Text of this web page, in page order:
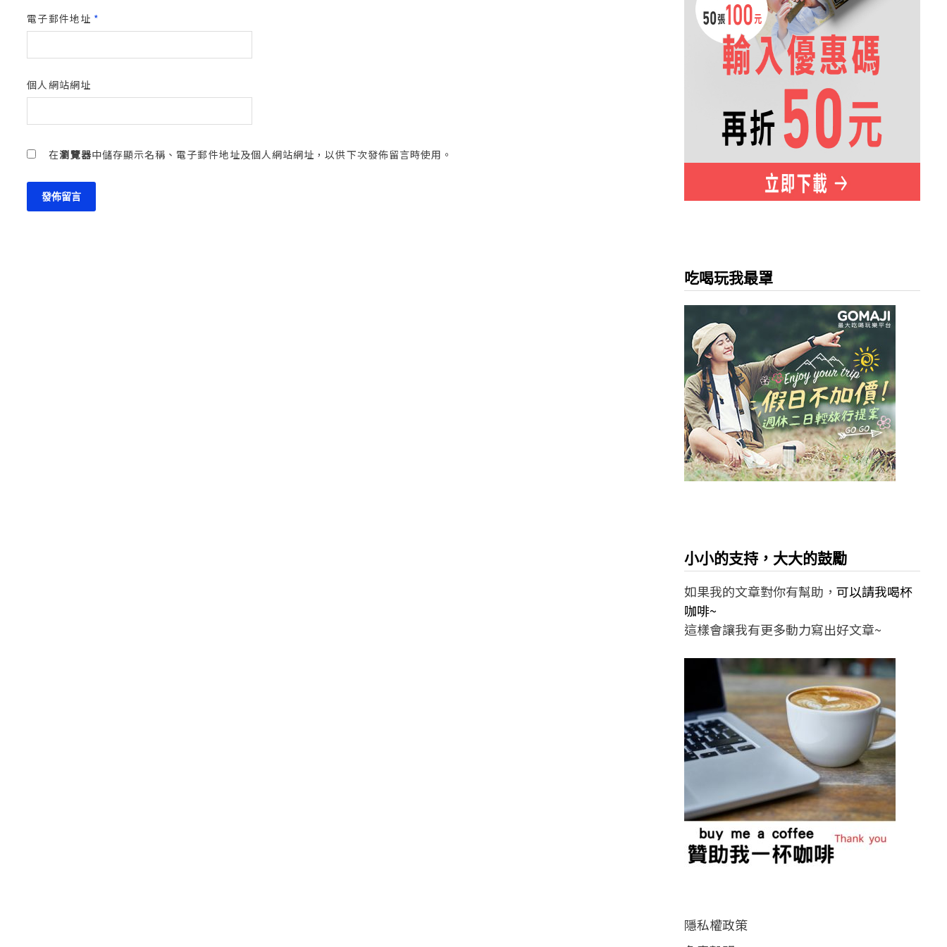
電子郵件地址 *
個人網站網址
在瀏覽器中儲存顯示名稱、電子郵件地址及個人網站網址，以供下次發佈留言時使用。
吃喝玩我最罩
小小的支持，大大的鼓勵
如果我的文章對你有幫助， 可以請我喝杯
咖啡~
這樣會讓我有更多動力寫出好文章~
隱私權政策